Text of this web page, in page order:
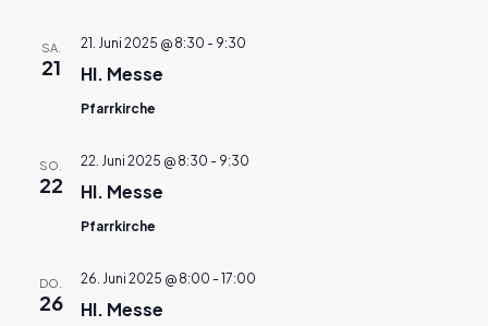
SA.
21 Hl. Messe
21. Juni 2025 @ 8:30 - 9:30
Pfarrkirche
SO.
22 Hl. Messe
22. Juni 2025 @ 8:30 - 9:30
Pfarrkirche
DO.
26 Hl. Messe
26. Juni 2025 @ 8:00 - 17:00